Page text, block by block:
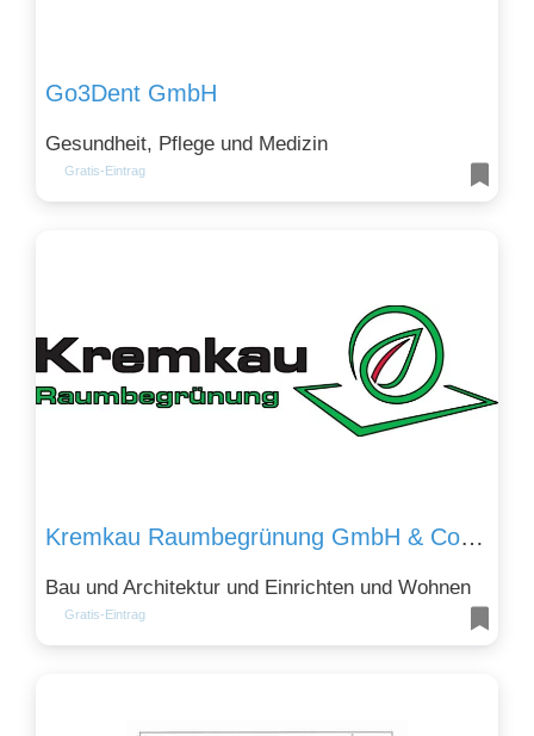
Go3Dent GmbH
Gesundheit, Pflege und Medizin
Gratis-Eintrag
Kremkau Raumbegrünung GmbH & Co. KG
Bau und Architektur und Einrichten und Wohnen
Gratis-Eintrag